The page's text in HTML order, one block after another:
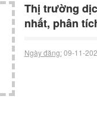
Thị trường
nhất, phân
Ngày đăng:09-11-